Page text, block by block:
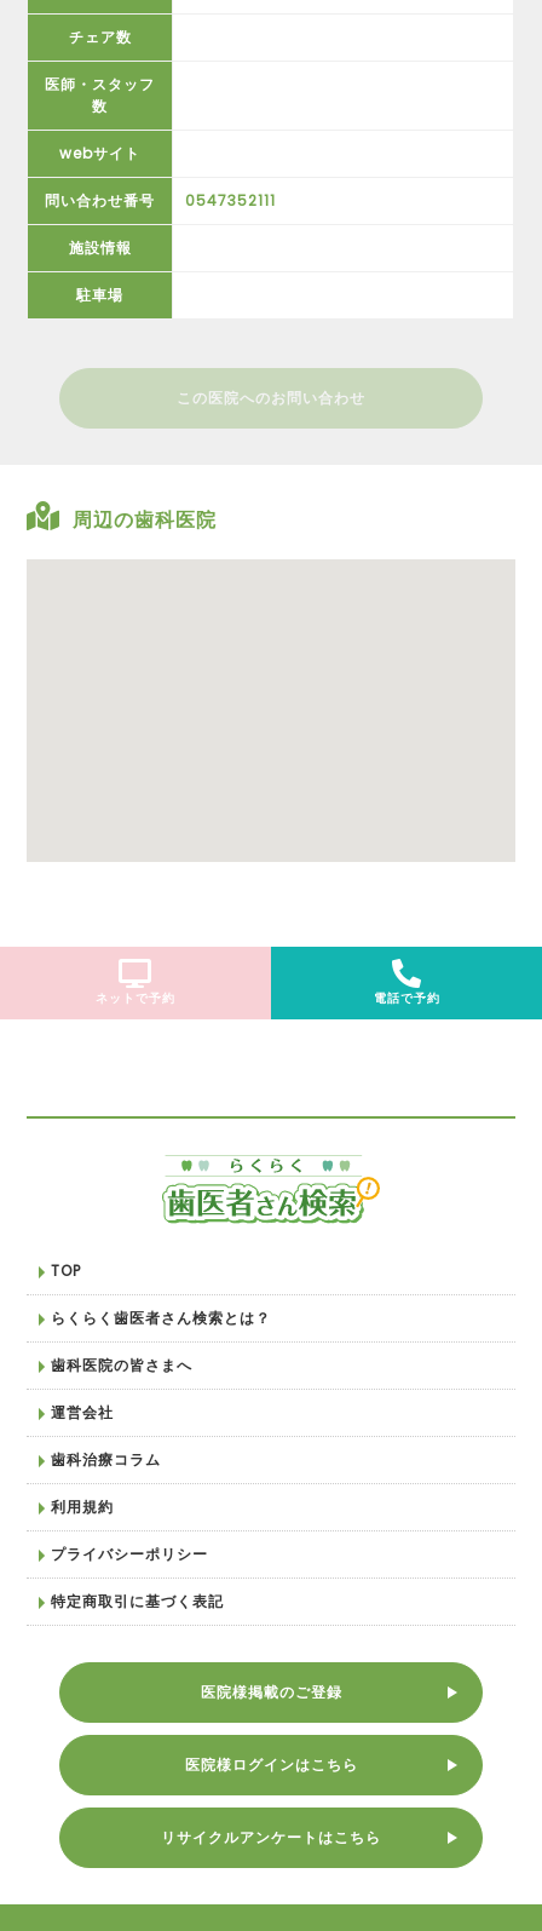
チェア数
医師・スタッフ
数
webサイト
問い合わせ番号 0547352111
施設情報
駐車場
この医院へのお問い合わせ
周辺の歯科医院
ネットで予約 電話で予約
TOP
らくらく歯医者さん検索とは？
歯科医院の皆さまへ
運営会社
歯科治療コラム
利用規約
プライバシーポリシー
特定商取引に基づく表記
医院様掲載のご登録
医院様ログインはこちら
リサイクルアンケートはこちら